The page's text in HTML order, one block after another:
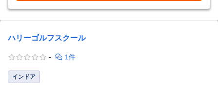
ハリーゴルフスクール
- 1件
インドア